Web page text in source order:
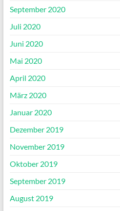
September 2020
Juli 2020
Juni 2020
Mai 2020
April 2020
März 2020
Januar 2020
Dezember 2019
November 2019
Oktober 2019
September 2019
August 2019